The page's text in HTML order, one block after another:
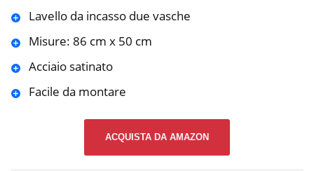
Lavello da incasso due vasche
Misure: 86 cm x 50 cm
Acciaio satinato
Facile da montare
ACQUISTA DA AMAZON